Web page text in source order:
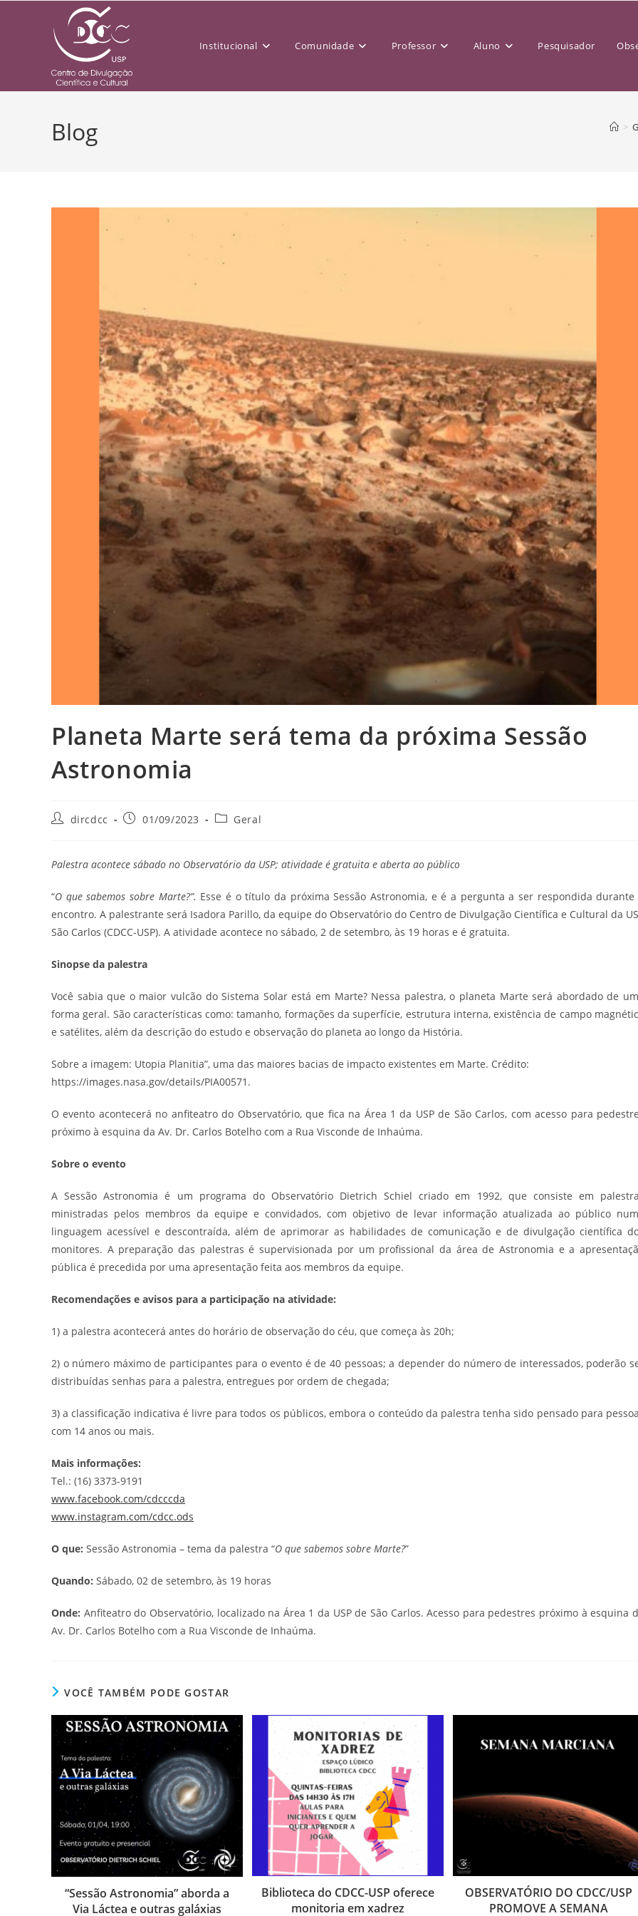
Institucional Comunidade Professor Aluno Pesquisador
Blog >
Planeta Marte será tema da próxima Sessão
Astronomia
dircdcc 01/09/2023 Geral
Palestra acontece sábado no Observatório da USP; atividade é gratuita e aberta ao público
“O que sabemos sobre Marte?”. Esse é o título da próxima Sessão Astronomia, e é a pergunta a ser respondida durante
encontro. A palestrante será Isadora Parillo, da equipe do Observatório do Centro de Divulgação Científica e Cultural da
São Carlos (CDCC-USP). A atividade acontece no sábado, 2 de setembro, às 19 horas e é gratuita.
Sinopse da palestra
Você sabia que o maior vulcão do Sistema Solar está em Marte? Nessa palestra, o planeta Marte será abordado de
forma geral. São características como: tamanho, formações da superfície, estrutura interna, existência de campo
e satélites, além da descrição do estudo e observação do planeta ao longo da História.
Sobre a imagem: Utopia Planitia”, uma das maiores bacias de impacto existentes em Marte. Crédito:
https://images.nasa.gov/details/PIA00571.
O evento acontecerá no anfiteatro do Observatório, que fica na Área 1 da USP de São Carlos, com acesso para
próximo à esquina da Av. Dr. Carlos Botelho com a Rua Visconde de Inhaúma.
Sobre o evento
A Sessão Astronomia é um programa do Observatório Dietrich Schiel criado em 1992, que consiste em
ministradas pelos membros da equipe e convidados, com objetivo de levar informação atualizada ao público
linguagem acessível e descontraída, além de aprimorar as habilidades de comunicação e de divulgação científica
monitores. A preparação das palestras é supervisionada por um profissional da área de Astronomia e a
pública é precedida por uma apresentação feita aos membros da equipe.
Recomendações e avisos para a participação na atividade:
1) a palestra acontecerá antes do horário de observação do céu, que começa às 20h;
2) o número máximo de participantes para o evento é de 40 pessoas; a depender do número de interessados, poderão
distribuídas senhas para a palestra, entregues por ordem de chegada;
3) a classificação indicativa é livre para todos os públicos, embora o conteúdo da palestra tenha sido pensado para
com 14 anos ou mais.
Mais informações:
Tel.: (16) 3373-9191
www.facebook.com/cdcccda
www.instagram.com/cdcc.ods
O que: Sessão Astronomia – tema da palestra “O que sabemos sobre Marte?”
Quando: Sábado, 02 de setembro, às 19 horas
Onde: Anfiteatro do Observatório, localizado na Área 1 da USP de São Carlos. Acesso para pedestres próximo à esquina
Av. Dr. Carlos Botelho com a Rua Visconde de Inhaúma.
VOCÊ TAMBÉM PODE GOSTAR
“Sessão Astronomia” aborda a
Via Láctea e outras galáxias
Biblioteca do CDCC-USP oferece
monitoria em xadrez
OBSERVATÓRIO DO CDCC/USP
PROMOVE A SEMANA